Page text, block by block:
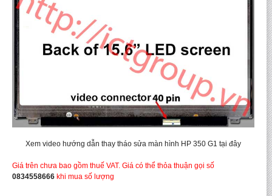
Xem video hướng dẫn thay tháo sửa màn hình HP 350 G1 tại đây
Giá trên chưa bao gồm thuế VAT. Giá có thể thỏa thuận gọi số
0834558666 khi mua số lượng